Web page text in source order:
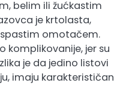
belim ili žućkastim
je krtolasta,
omotačem.
komplikovanije, jer su
je da jedino listovi
imaju karakterističan